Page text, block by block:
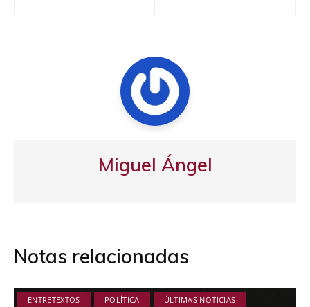
Miguel Ángel
Notas relacionadas
ENTRETEXTOS POLÍTICA ÚLTIMAS NOTICIAS